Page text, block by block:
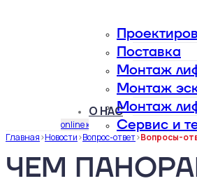
Поставка
Монтаж
Монтаж
Монтаж
Сервис и
О НАС
online калькулятор
Главная>Новости>Вопрос-ответ>Вопросы-
ЧЕМ